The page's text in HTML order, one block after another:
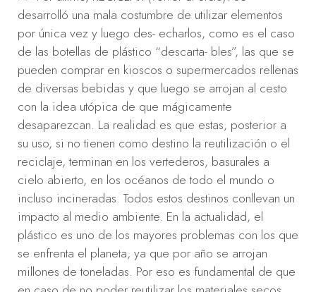
desarrolló una mala costumbre de utilizar elementos
por única vez y luego des- echarlos, como es el caso
de las botellas de plástico “descarta- bles”, las que se
pueden comprar en kioscos o supermercados rellenas
de diversas bebidas y que luego se arrojan al cesto
con la idea utópica de que mágicamente
desaparezcan. La realidad es que estas, posterior a
su uso, si no tienen como destino la reutilización o el
reciclaje, terminan en los vertederos, basurales a
cielo abierto, en los océanos de todo el mundo o
incluso incineradas. Todos estos destinos conllevan un
impacto al medio ambiente. En la actualidad, el
plástico es uno de los mayores problemas con los que
se enfrenta el planeta, ya que por año se arrojan
millones de toneladas. Por eso es fundamental de que